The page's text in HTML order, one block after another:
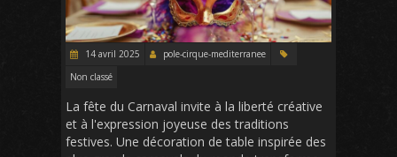
14 avril 2025
pole-cirque-mediterranee
Non classé
La fête du Carnaval invite à la liberté créative
et à l'expression joyeuse des traditions
festives. Une décoration de table inspirée des